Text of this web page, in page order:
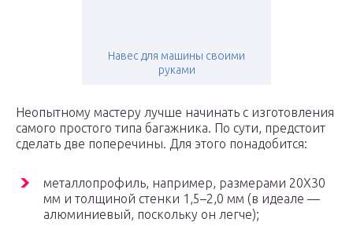
Навес для машины своими
руками
Неопытному мастеру лучше начинать с изготовления
самого простого типа багажника. По сути, предстоит
сделать две поперечины. Для этого понадобится:
металлопрофиль, например, размерами 20Х30
мм и толщиной стенки 1,5–2,0 мм (в идеале —
алюминиевый, поскольку он легче);